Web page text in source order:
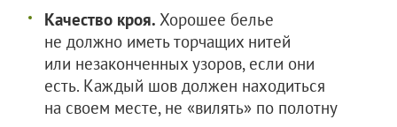
Качество кроя. Хорошее белье
не должно иметь торчащих нитей
или незаконченных узоров, если они
есть. Каждый шов должен находиться
на своем месте, не «вилять» по полотну